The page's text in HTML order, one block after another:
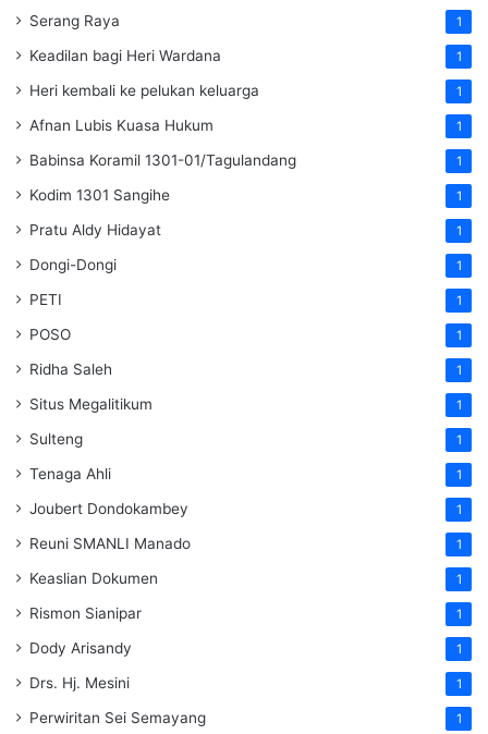
Serang Raya 1
Keadilan bagi Heri Wardana 1
Heri kembali ke pelukan keluarga 1
Afnan Lubis Kuasa Hukum 1
Babinsa Koramil 1301-01/Tagulandang 1
Kodim 1301 Sangihe 1
Pratu Aldy Hidayat 1
Dongi-Dongi 1
PETI 1
POSO 1
Ridha Saleh 1
Situs Megalitikum 1
Sulteng 1
Tenaga Ahli 1
Joubert Dondokambey 1
Reuni SMANLI Manado 1
Keaslian Dokumen 1
Rismon Sianipar 1
Dody Arisandy 1
Drs. Hj. Mesini 1
Perwiritan Sei Semayang 1